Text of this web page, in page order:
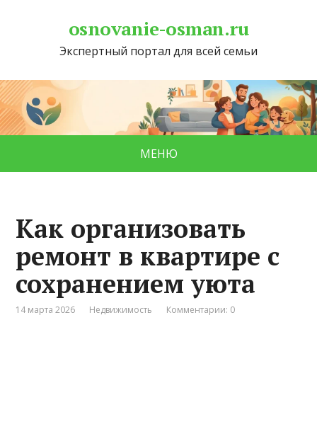
osnovanie-osman.ru
Экспертный портал для всей семьи
МЕНЮ
Как организовать
ремонт в квартире с
сохранением уюта
14 марта 2026 Недвижимость Комментарии: 0